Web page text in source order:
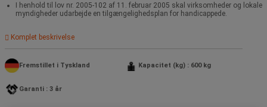
I henhold til lov nr. 2005-102 af 11. februar 2005 skal virksomheder og lokale
myndigheder udarbejde en tilgængelighedsplan for handicappede.
Komplet beskrivelse
Fremstillet i Tyskland Kapacitet (kg) : 600 kg
Garanti : 3 år